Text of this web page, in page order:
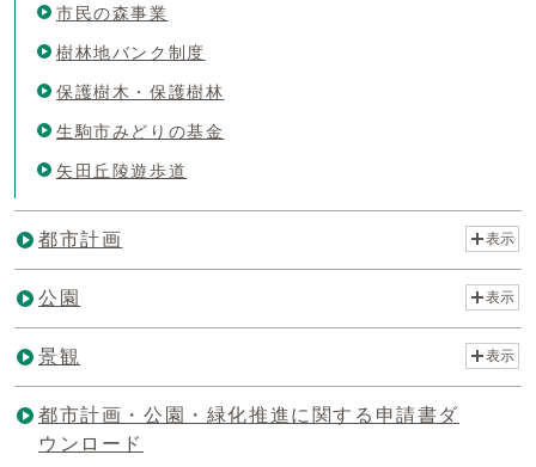
市民の森事業
樹林地バンク制度
保護樹木・保護樹林
生駒市みどりの基金
矢田丘陵遊歩道
都市計画 表示
公園 表示
景観 表示
都市計画・公園・緑化推進に関する申請書ダ
ウンロード